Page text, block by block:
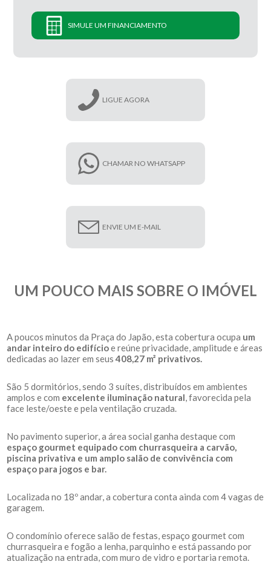
SIMULE UM FINANCIAMENTO
LIGUE AGORA
CHAMAR NO WHATSAPP
ENVIE UM E-MAIL
UM POUCO MAIS SOBRE O IMÓVEL
A poucos minutos da Praça do Japão, esta cobertura ocupa um
andar inteiro do edifícioe reúne privacidade, amplitude e áreas
dedicadas ao lazer em seus408,27 m² privativos.
São 5 dormitórios, sendo 3 suítes, distribuídos em ambientes
amplos e com excelente iluminação natural, favorecida pela
face leste/oeste e pela ventilação cruzada.
No pavimento superior, a área social ganha destaque com
espaço gourmet equipado com churrasqueira a carvão,
piscina privativa e um amplo salão de convivência com
espaço para jogos e bar.
Localizada no 18º andar, a cobertura conta ainda com 4 vagas de
garagem.
O condomínio oferece salão de festas, espaço gourmet com
churrasqueira e fogão a lenha, parquinho e está passando por
atualização na entrada, com muro de vidro e portaria remota.